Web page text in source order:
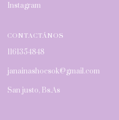
Instagram
CONTACTÁNOS
1161354848
janainashoesok@gmail.com
San justo, Bs.As